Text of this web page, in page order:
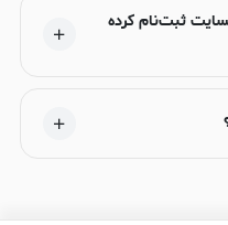
ثبت‌نام کرده